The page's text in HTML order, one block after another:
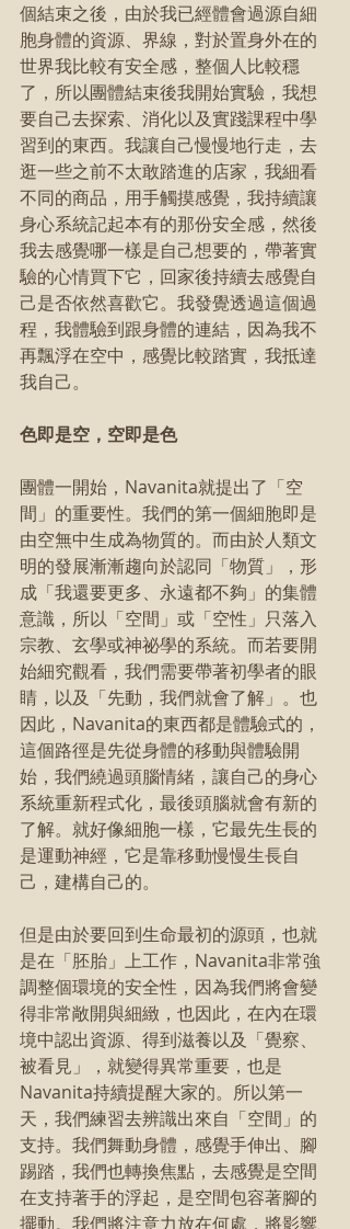
個結束之後，由於我已經體會過源自細
胞身體的資源、界線，對於置身外在的
世界我比較有安全感，整個人比較穩
了，所以團體結束後我開始實驗，我想
要自己去探索、消化以及實踐課程中學
習到的東西。我讓自己慢慢地行走，去
逛一些之前不太敢踏進的店家，我細看
不同的商品，用手觸摸感覺，我持續讓
身心系統記起本有的那份安全感，然後
我去感覺哪一樣是自己想要的，帶著實
驗的心情買下它，回家後持續去感覺自
己是否依然喜歡它。我發覺透過這個過
程，我體驗到跟身體的連結，因為我不
再飄浮在空中，感覺比較踏實，我抵達
我自己。
色即是空，空即是色
團體一開始，Navanita就提出了「空
間」的重要性。我們的第一個細胞即是
由空無中生成為物質的。而由於人類文
明的發展漸漸趨向於認同「物質」，形
成「我還要更多、永遠都不夠」的集體
意識，所以「空間」或「空性」只落入
宗教、玄學或神祕學的系統。而若要開
始細究觀看，我們需要帶著初學者的眼
睛，以及「先動，我們就會了解」。也
因此，Navanita的東西都是體驗式的，
這個路徑是先從身體的移動與體驗開
始，我們繞過頭腦情緒，讓自己的身心
系統重新程式化，最後頭腦就會有新的
了解。就好像細胞一樣，它最先生長的
是運動神經，它是靠移動慢慢生長自
己，建構自己的。
但是由於要回到生命最初的源頭，也就
是在「胚胎」上工作，Navanita非常強
調整個環境的安全性，因為我們將會變
得非常敞開與細緻，也因此，在內在環
境中認出資源、得到滋養以及「覺察、
被看見」，就變得異常重要，也是
Navanita持續提醒大家的。所以第一
天，我們練習去辨識出來自「空間」的
支持。我們舞動身體，感覺手伸出、腳
踢踏，我們也轉換焦點，去感覺是空間
在支持著手的浮起，是空間包容著腳的
擺動。我們將注意力放在何處，將影響